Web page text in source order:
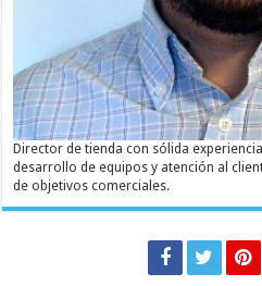
Director de tienda con sólida
desarrollo de equipos y atención al
de objetivos comerciales.